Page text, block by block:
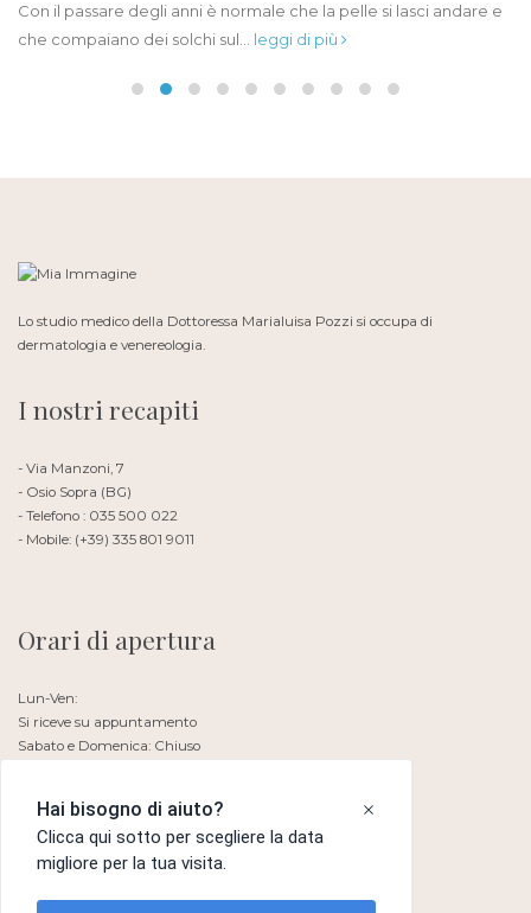
Con il passare degli anni è normale che la pelle si lasci andare e
che compaiano dei solchi sul... leggi di più
Lo studio medico della Dottoressa Marialuisa Pozzi si occupa di
dermatologia e venereologia.
I nostri recapiti
- Via Manzoni, 7
- Osio Sopra (BG)
- Telefono : 035 500 022
- Mobile: (+39) 335 801 9011
Orari di apertura
Lun-Ven:
Si riceve su appuntamento
Sabato e Domenica: Chiuso